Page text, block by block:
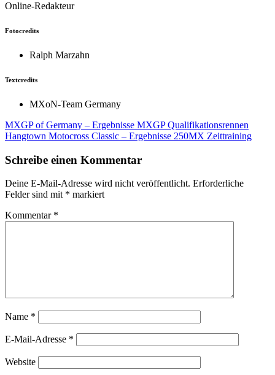
Online-Redakteur
Fotocredits
Ralph Marzahn
Textcredits
MXoN-Team Germany
Beitragsnavigation
MXGP of Germany – Ergebnisse MXGP Qualifikationsrennen
Hangtown Motocross Classic – Ergebnisse 250MX Zeittraining
Schreibe einen Kommentar
Deine E-Mail-Adresse wird nicht veröffentlicht. Erforderliche
Felder sind mit * markiert
Kommentar *
Name *
E-Mail-Adresse *
Website